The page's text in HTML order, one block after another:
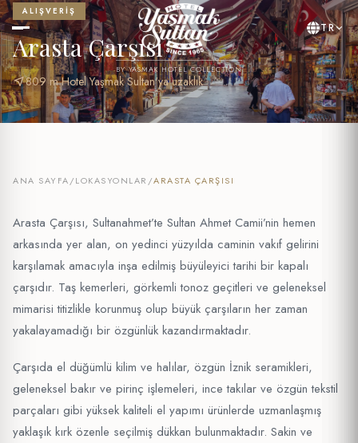
BY YASMAK HOTEL COLLECTION
TR
ALIŞVERIŞ
Arasta Çarşısı
near_me809 m Hotel Yaşmak Sultan'ya uzaklık
ANA SAYFA/LOKASYONLAR /ARASTA ÇARŞISI
Arasta Çarşısı, Sultanahmet’te Sultan Ahmet Camii’nin hemen
arkasında yer alan, on yedinci yüzyılda caminin vakıf gelirini
karşılamak amacıyla inşa edilmiş büyüleyici tarihi bir kapalı
çarşıdır. Taş kemerleri, görkemli tonoz geçitleri ve geleneksel
mimarisi titizlikle korunmuş olup büyük çarşıların her zaman
yakalayamadığı bir özgünlük kazandırmaktadır.
Çarşıda el düğümlü kilim ve halılar, özgün İznik seramikleri,
geleneksel bakır ve pirinç işlemeleri, ince takılar ve özgün tekstil
parçaları gibi yüksek kaliteli el yapımı ürünlerde uzmanlaşmış
yaklaşık kırk özenle seçilmiş dükkan bulunmaktadır. Sakin ve